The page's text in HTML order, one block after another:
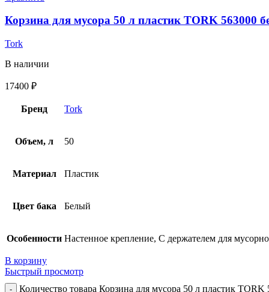
Корзина для мусора 50 л пластик TORK 563000
Tork
В наличии
17400 ₽
Бренд Tork
Объем, л 50
Материал Пластик
Цвет бака Белый
Особенности Настенное крепление, С держателем для
В корзину
Быстрый просмотр
Количество товара Корзина для мусора 50 л пластик TORK